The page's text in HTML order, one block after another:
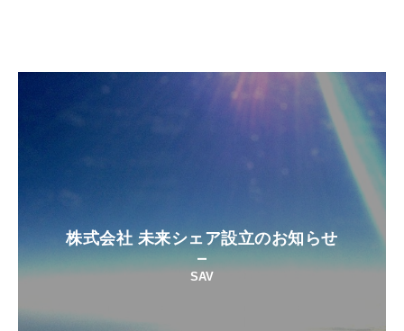
株式会社 未来シェア設立のお知らせ
SAV